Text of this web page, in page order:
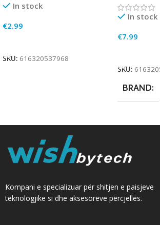
In stock
€2.99
SKU: 616320537968
In stock
€7.99
SKU:
BRAND
Kompani e specializuar për shitjen e paisjeve
teknologjike si dhe aksesorëve përcjellës.